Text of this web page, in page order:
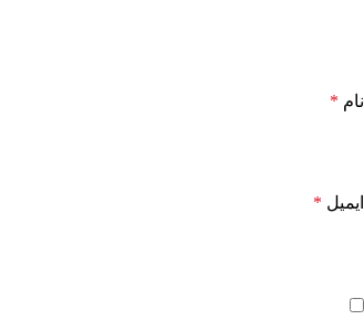
نام *
ایمیل *